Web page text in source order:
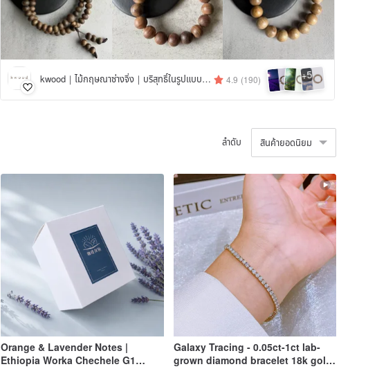
kwood｜ไม้กฤษณาซ่างจิ่ง｜บริสุทธิ์ในรูปแบบดั้งเดิม 4.9 (190) +5
ลำดับ สินค้ายอดนิยม
Orange & Lavender Notes |
Ethiopia Worka Chechele G1
Galaxy Tracing - 0.05ct-1ct lab-
grown diamond bracelet 18k gold